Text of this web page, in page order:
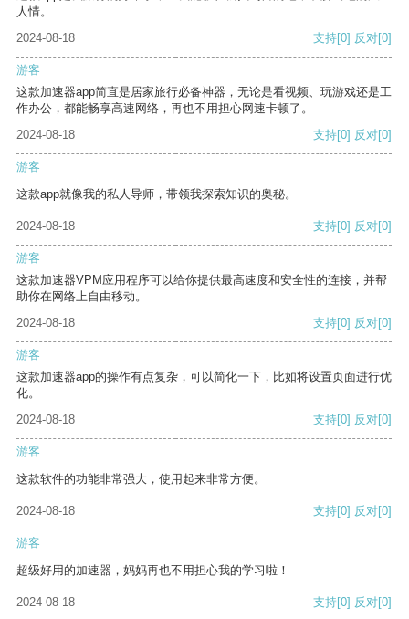
人情。
2024-08-18
支持[0] 反对[0]
游客
这款加速器app简直是居家旅行必备神器，无论是看视频、玩游戏还是工
作办公，都能畅享高速网络，再也不用担心网速卡顿了。
2024-08-18
支持[0] 反对[0]
游客
这款app就像我的私人导师，带领我探索知识的奥秘。
2024-08-18 支持[0] 反对[0]
游客
这款加速器VPM应用程序可以给你提供最高速度和安全性的连接，并帮
助你在网络上自由移动。
2024-08-18
支持[0] 反对[0]
游客
这款加速器app的操作有点复杂，可以简化一下，比如将设置页面进行优
化。
2024-08-18
支持[0] 反对[0]
游客
这款软件的功能非常强大，使用起来非常方便。
2024-08-18 支持[0] 反对[0]
游客
超级好用的加速器，妈妈再也不用担心我的学习啦！
2024-08-18 支持[0] 反对[0]